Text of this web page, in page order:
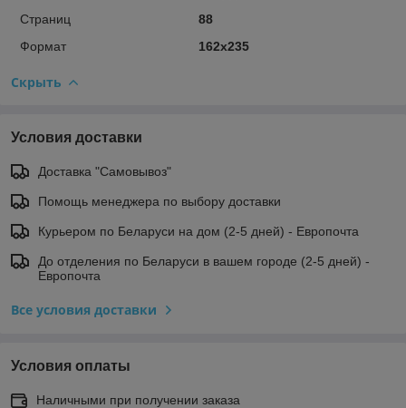
Страниц
88
Формат
162x235
Скрыть
Условия доставки
Доставка "Самовывоз"
Помощь менеджера по выбору доставки
Курьером по Беларуси на дом (2-5 дней) - Европочта
До отделения по Беларуси в вашем городе (2-5 дней) -
Европочта
Все условия доставки
Условия оплаты
Наличными при получении заказа